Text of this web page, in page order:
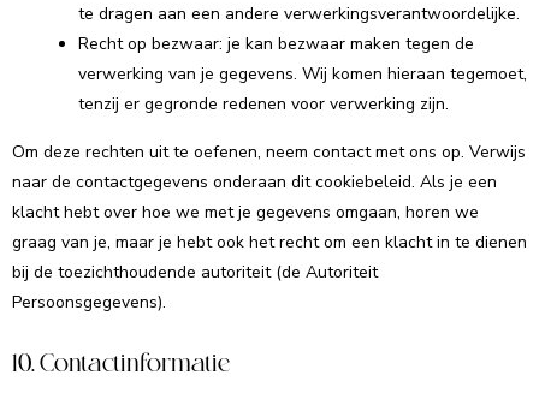
te dragen aan een andere verwerkingsverantwoordelijke.
Recht op bezwaar: je kan bezwaar maken tegen de
verwerking van je gegevens. Wij komen hieraan tegemoet,
tenzij er gegronde redenen voor verwerking zijn.
Om deze rechten uit te oefenen, neem contact met ons op. Verwijs
naar de contactgegevens onderaan dit cookiebeleid. Als je een
klacht hebt over hoe we met je gegevens omgaan, horen we
graag van je, maar je hebt ook het recht om een klacht in te dienen
bij de toezichthoudende autoriteit (de Autoriteit
Persoonsgegevens).
10. Contactinformatie